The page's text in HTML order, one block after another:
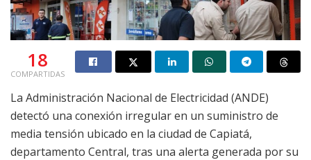
18
COMPARTIDAS
La Administración Nacional de Electricidad (ANDE)
detectó una conexión irregular en un suministro de
media tensión ubicado en la ciudad de Capiatá,
departamento Central, tras una alerta generada por su